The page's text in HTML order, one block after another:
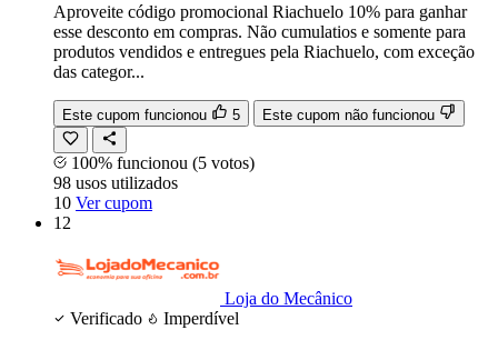
Aproveite código promocional Riachuelo 10% para ganhar
esse desconto em compras. Não cumulatios e somente para
produtos vendidos e entregues pela Riachuelo, com exceção
das categor...
Este cupom funcionou 5 Este cupom não funcionou
100% funcionou (5 votos)
98 usos utilizados
10 Ver cupom
12
Loja do Mecânico
Verificado
Imperdível